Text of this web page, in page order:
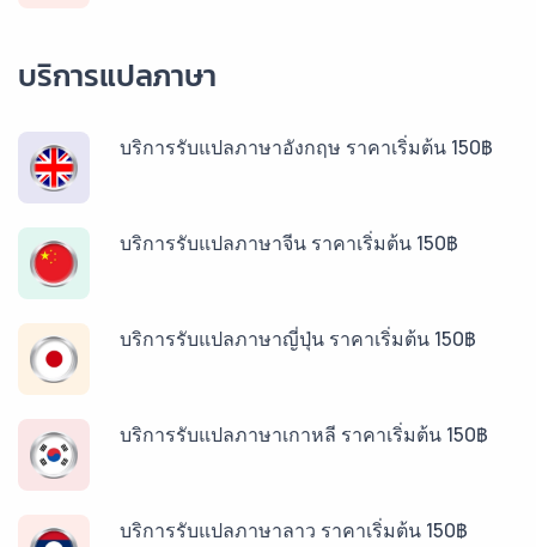
บริการแปลภาษา
บริการรับแปลภาษาอังกฤษ ราคาเริ่มต้น 150฿
บริการรับแปลภาษาจีน ราคาเริ่มต้น 150฿
บริการรับแปลภาษาญี่ปุ่น ราคาเริ่มต้น 150฿
บริการรับแปลภาษาเกาหลี ราคาเริ่มต้น 150฿
บริการรับแปลภาษาลาว ราคาเริ่มต้น 150฿